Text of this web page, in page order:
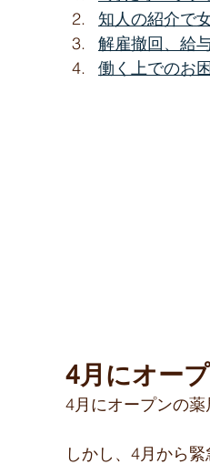
知人の紹介で
解雇撤回、給
働く上でのお
4月にオー
4月にオープンの薬
しかし、4月から